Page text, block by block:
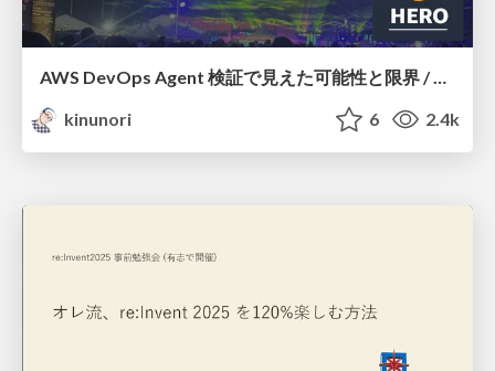
AWS DevOps Agent 検証で見えた可能性と限界 / AWS DevOps Agent
kinunori
6 2.4k